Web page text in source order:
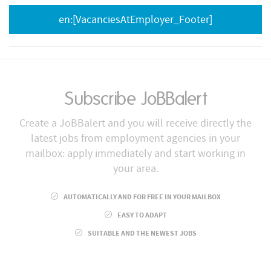
en:[VacanciesAtEmployer_Footer]
Subscribe JoBBalert
Create a JoBBalert and you will receive directly the
latest jobs from employment agencies in your
mailbox: apply immediately and start working in
your area.
AUTOMATICALLY AND FOR FREE IN YOUR MAILBOX
EASY TO ADAPT
SUITABLE AND THE NEWEST JOBS